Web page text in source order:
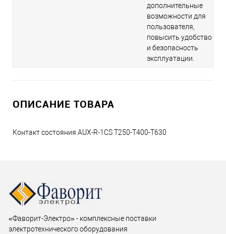
дополнительные
возможности для
пользователя,
повысить удобство
и безопасность
эксплуатации.
ОПИСАНИЕ ТОВАРА
Контакт состояния AUX-R-1CS T250-T400-T630
«Фаворит-Электро» - комплексные поставки
электротехнического оборудования